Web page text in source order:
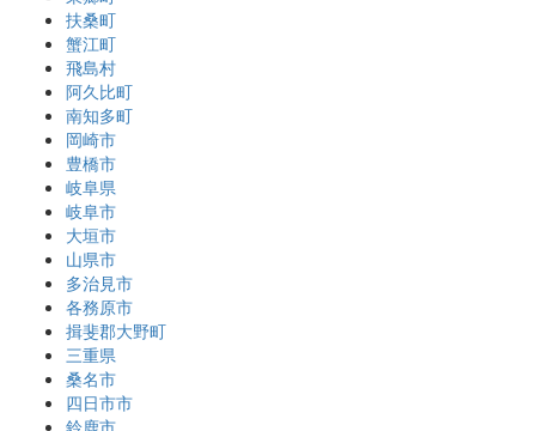
扶桑町
蟹江町
飛島村
阿久比町
南知多町
岡崎市
豊橋市
岐阜県
岐阜市
大垣市
山県市
多治見市
各務原市
揖斐郡大野町
三重県
桑名市
四日市市
鈴鹿市